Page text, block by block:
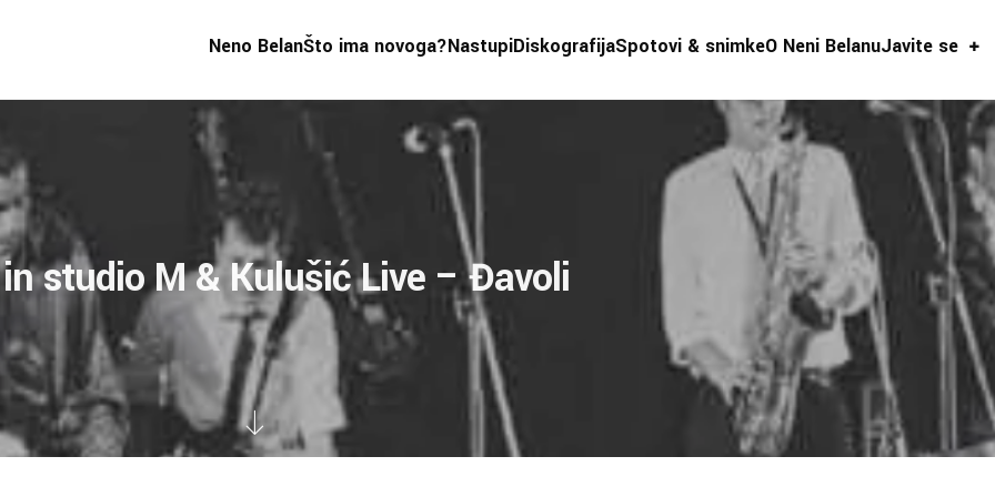
Neno BelanŠto ima novoga?NastupiDiskografijaSpotovi & snimkeO Neni BelanuJavite se
studio M & Kulušić Live – Đavoli